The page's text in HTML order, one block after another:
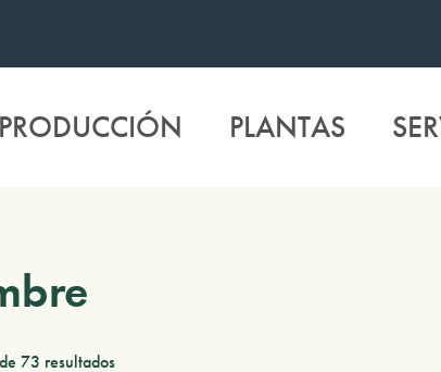
PRODUCCIÓN PLANTAS
73 resultados